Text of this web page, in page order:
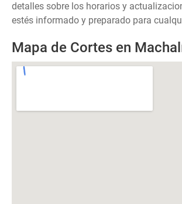
detalles sobre los horarios y
estés informado y preparado para
Mapa de Cortes en